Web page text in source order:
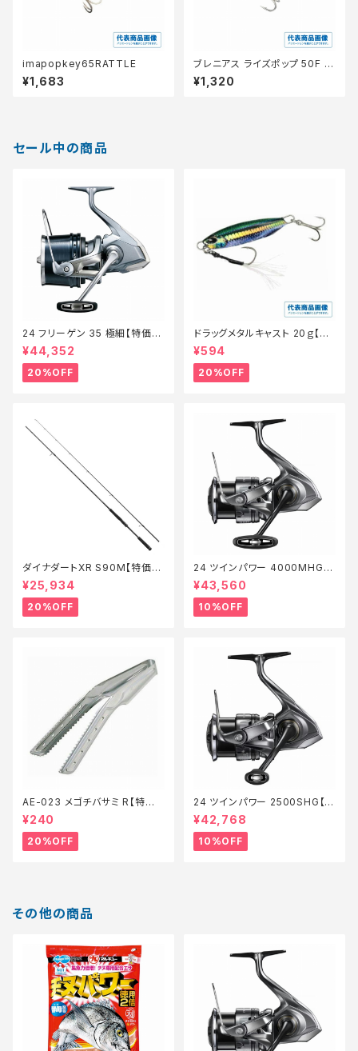
imapopkey65RATTLE
¥1,683
ブレニアス ライズポップ 50F O
P−150Q
¥1,320
セール中の商品
24 フリーゲン 35 極細【特価リ
ール】【20】
¥44,352
20%OFF
ドラッグメタルキャスト 20ｇ【特
価ルアー】【20】
¥594
20%OFF
ダイナダートXR S90M【特価ロ
ッド】【20】
¥25,934
20%OFF
24 ツインパワー 4000MHG
【継続セール_リール】【10】
¥43,560
10%OFF
AE-023 メゴチバサミ R【特価
装備】【20】
¥240
20%OFF
24 ツインパワー 2500SHG【継
続セール_リール】【10】
¥42,768
10%OFF
その他の商品